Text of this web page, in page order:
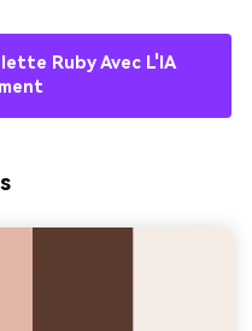
Ruby Avec L'IA